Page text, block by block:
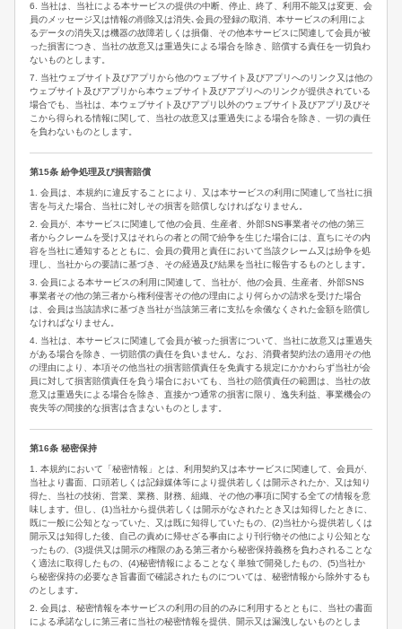
6. 当社は、当社による本サービスの提供の中断、停止、終了、利用不能又は変更、会
員のメッセージ又は情報の削除又は消失､会員の登録の取消、本サービスの利用によ
るデータの消失又は機器の故障若しくは損傷、その他本サービスに関連して会員が被
った損害につき、当社の故意又は重過失による場合を除き、賠償する責任を一切負わ
ないものとします。
7. 当社ウェブサイト及びアプリから他のウェブサイト及びアプリへのリンク又は他の
ウェブサイト及びアプリから本ウェブサイト及びアプリへのリンクが提供されている
場合でも、当社は、本ウェブサイト及びアプリ以外のウェブサイト及びアプリ及びそ
こから得られる情報に関して、当社の故意又は重過失による場合を除き、一切の責任
を負わないものとします。
第15条 紛争処理及び損害賠償
1. 会員は、本規約に違反することにより、又は本サービスの利用に関連して当社に損
害を与えた場合、当社に対しその損害を賠償しなければなりません。
2. 会員が、本サービスに関連して他の会員、生産者、外部SNS事業者その他の第三
者からクレームを受け又はそれらの者との間で紛争を生じた場合には、直ちにその内
容を当社に通知するとともに、会員の費用と責任において当該クレーム又は紛争を処
理し、当社からの要請に基づき、その経過及び結果を当社に報告するものとします。
3. 会員による本サービスの利用に関連して、当社が、他の会員、生産者、外部SNS
事業者その他の第三者から権利侵害その他の理由により何らかの請求を受けた場合
は、会員は当該請求に基づき当社が当該第三者に支払を余儀なくされた金額を賠償し
なければなりません。
4. 当社は、本サービスに関連して会員が被った損害について、当社に故意又は重過失
がある場合を除き、一切賠償の責任を負いません。なお、消費者契約法の適用その他
の理由により、本項その他当社の損害賠償責任を免責する規定にかかわらず当社が会
員に対して損害賠償責任を負う場合においても、当社の賠償責任の範囲は、当社の故
意又は重過失による場合を除き、直接かつ通常の損害に限り、逸失利益、事業機会の
喪失等の間接的な損害は含まないものとします。
第16条 秘密保持
1. 本規約において「秘密情報」とは、利用契約又は本サービスに関連して、会員が、
当社より書面、口頭若しくは記録媒体等により提供若しくは開示されたか、又は知り
得た、当社の技術、営業、業務、財務、組織、その他の事項に関する全ての情報を意
味します。但し、(1)当社から提供若しくは開示がなされたとき又は知得したときに、
既に一般に公知となっていた、又は既に知得していたもの、(2)当社から提供若しくは
開示又は知得した後、自己の責めに帰せざる事由により刊行物その他により公知とな
ったもの、(3)提供又は開示の権限のある第三者から秘密保持義務を負わされることな
く適法に取得したもの、(4)秘密情報によることなく単独で開発したもの、(5)当社か
ら秘密保持の必要なき旨書面で確認されたものについては、秘密情報から除外するも
のとします。
2. 会員は、秘密情報を本サービスの利用の目的のみに利用するとともに、当社の書面
による承諾なしに第三者に当社の秘密情報を提供、開示又は漏洩しないものとしま